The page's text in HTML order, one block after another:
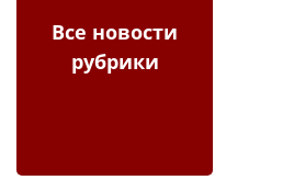
Все новости
рубрики